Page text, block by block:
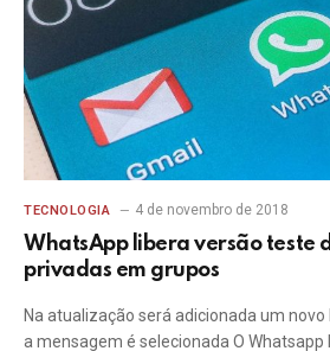
TECNOLOGIA 4 de novembro de 2018
WhatsApp libera versão teste
privadas em grupos
Na atualização será adicionada um
a mensagem é selecionada O Whatsapp